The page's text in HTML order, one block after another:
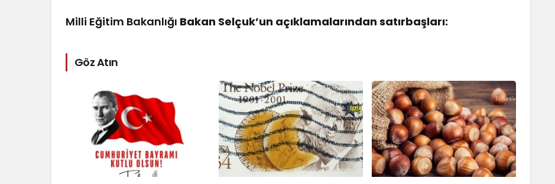
Milli Eğitim Bakanlığı Bakan Selçuk’un açıklamalarından satırbaşları:
Göz Atın